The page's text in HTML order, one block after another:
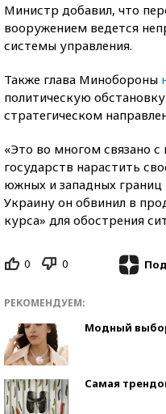
Министр добавил, что
вооружением ведется
системы управления.
Также глава Минобороны
политическую
стратегическом
«Это во многом связано
государств нарастить
южных и западных
Украину он обвинил в
курса» для обострения
0 0
РЕКОМЕНДУЕМ:
Модный
Самая